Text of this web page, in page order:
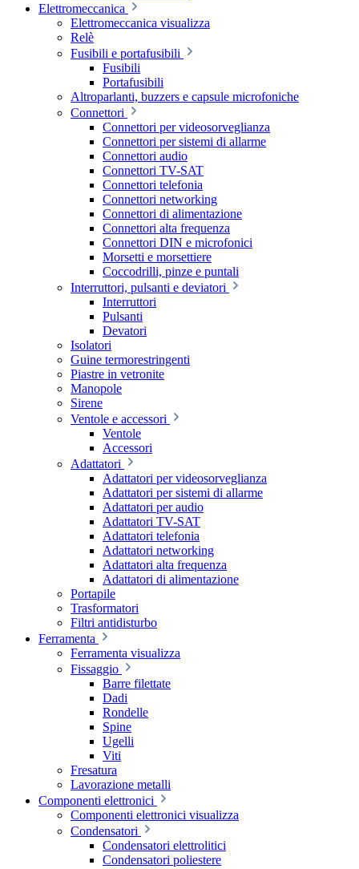
Elettromeccanica
Elettromeccanica visualizza
Relè
Fusibili e portafusibili
Fusibili
Portafusibili
Altroparlanti, buzzers e capsule microfoniche
Connettori
Connettori per videosorveglianza
Connettori per sistemi di allarme
Connettori audio
Connettori TV-SAT
Connettori telefonia
Connettori networking
Connettori di alimentazione
Connettori alta frequenza
Connettori DIN e microfonici
Morsetti e morsettiere
Coccodrilli, pinze e puntali
Interruttori, pulsanti e deviatori
Interruttori
Pulsanti
Devatori
Isolatori
Guine termorestringenti
Piastre in vetronite
Manopole
Sirene
Ventole e accessori
Ventole
Accessori
Adattatori
Adattatori per videosorveglianza
Adattatori per sistemi di allarme
Adattatori per audio
Adattatori TV-SAT
Adattatori telefonia
Adattatori networking
Adattatori alta frequenza
Adattatori di alimentazione
Portapile
Trasformatori
Filtri antidisturbo
Ferramenta
Ferramenta visualizza
Fissaggio
Barre filettate
Dadi
Rondelle
Spine
Ugelli
Viti
Fresatura
Lavorazione metalli
Componenti elettronici
Componenti elettronici visualizza
Condensatori
Condensatori elettrolitici
Condensatori poliestere